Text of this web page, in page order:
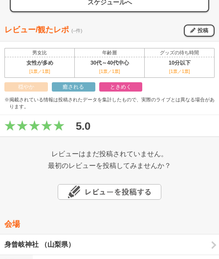
スケジュールへ
レビュー/観たレポ (--件) 投稿
男女比 年齢層 グッズの待ち時間
女性が多め 30代～40代中心 10分以下
[1票／1票] [1票／1票] [1票／1票]
穏やか 癒される ときめく
※掲載されている情報は投稿されたデータを集計したもので、実際のライブとは異なる場合があ
ります。
5.0
レビューはまだ投稿されていません。
最初のレビューを投稿してみませんか？
会場
身曾岐神社 （山梨県）